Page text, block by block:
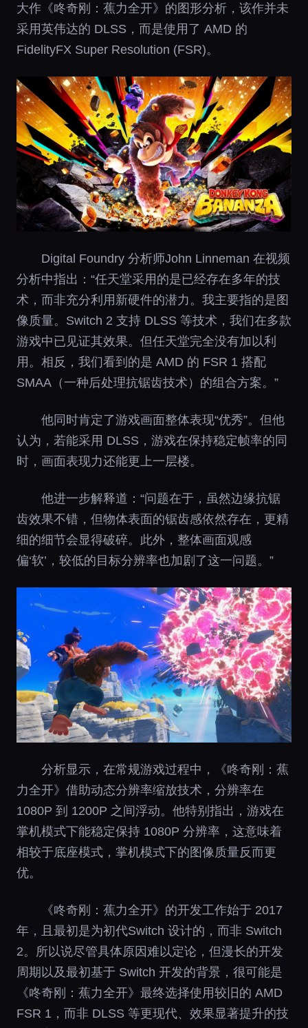
大作《咚奇刚：蕉力全开》的图形分析，该作并未
采用英伟达的 DLSS，而是使用了 AMD 的
FidelityFX Super Resolution (FSR)。
Digital Foundry 分析师John Linneman 在视频
分析中指出：“任天堂采用的是已经存在多年的技
术，而非充分利用新硬件的潜力。我主要指的是图
像质量。Switch 2 支持 DLSS 等技术，我们在多款
游戏中已见证其效果。但任天堂完全没有加以利
用。相反，我们看到的是 AMD 的 FSR 1 搭配
SMAA（一种后处理抗锯齿技术）的组合方案。”
他同时肯定了游戏画面整体表现“优秀”。但他
认为，若能采用 DLSS，游戏在保持稳定帧率的同
时，画面表现力还能更上一层楼。
他进一步解释道：“问题在于，虽然边缘抗锯
齿效果不错，但物体表面的锯齿感依然存在，更精
细的细节会显得破碎。此外，整体画面观感
偏‘软’，较低的目标分辨率也加剧了这一问题。”
分析显示，在常规游戏过程中，《咚奇刚：蕉
力全开》借助动态分辨率缩放技术，分辨率在
1080P 到 1200P 之间浮动。他特别指出，游戏在
掌机模式下能稳定保持 1080P 分辨率，这意味着
相较于底座模式，掌机模式下的图像质量反而更
优。
《咚奇刚：蕉力全开》的开发工作始于 2017
年，且最初是为初代Switch 设计的，而非 Switch
2。所以说尽管具体原因难以定论，但漫长的开发
周期以及最初基于 Switch 开发的背景，很可能是
《咚奇刚：蕉力全开》最终选择使用较旧的 AMD
FSR 1，而非 DLSS 等更现代、效果显著提升的技